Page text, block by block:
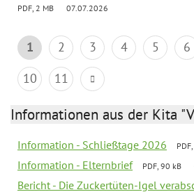
PDF, 2 MB 07.07.2026
1 2 3 4 5 6
10
11
Informationen aus der Kita
Information - Schließtage 2026
Information - Elternbrief PDF, 90 kB
Bericht - Die Zuckertüten-Igel